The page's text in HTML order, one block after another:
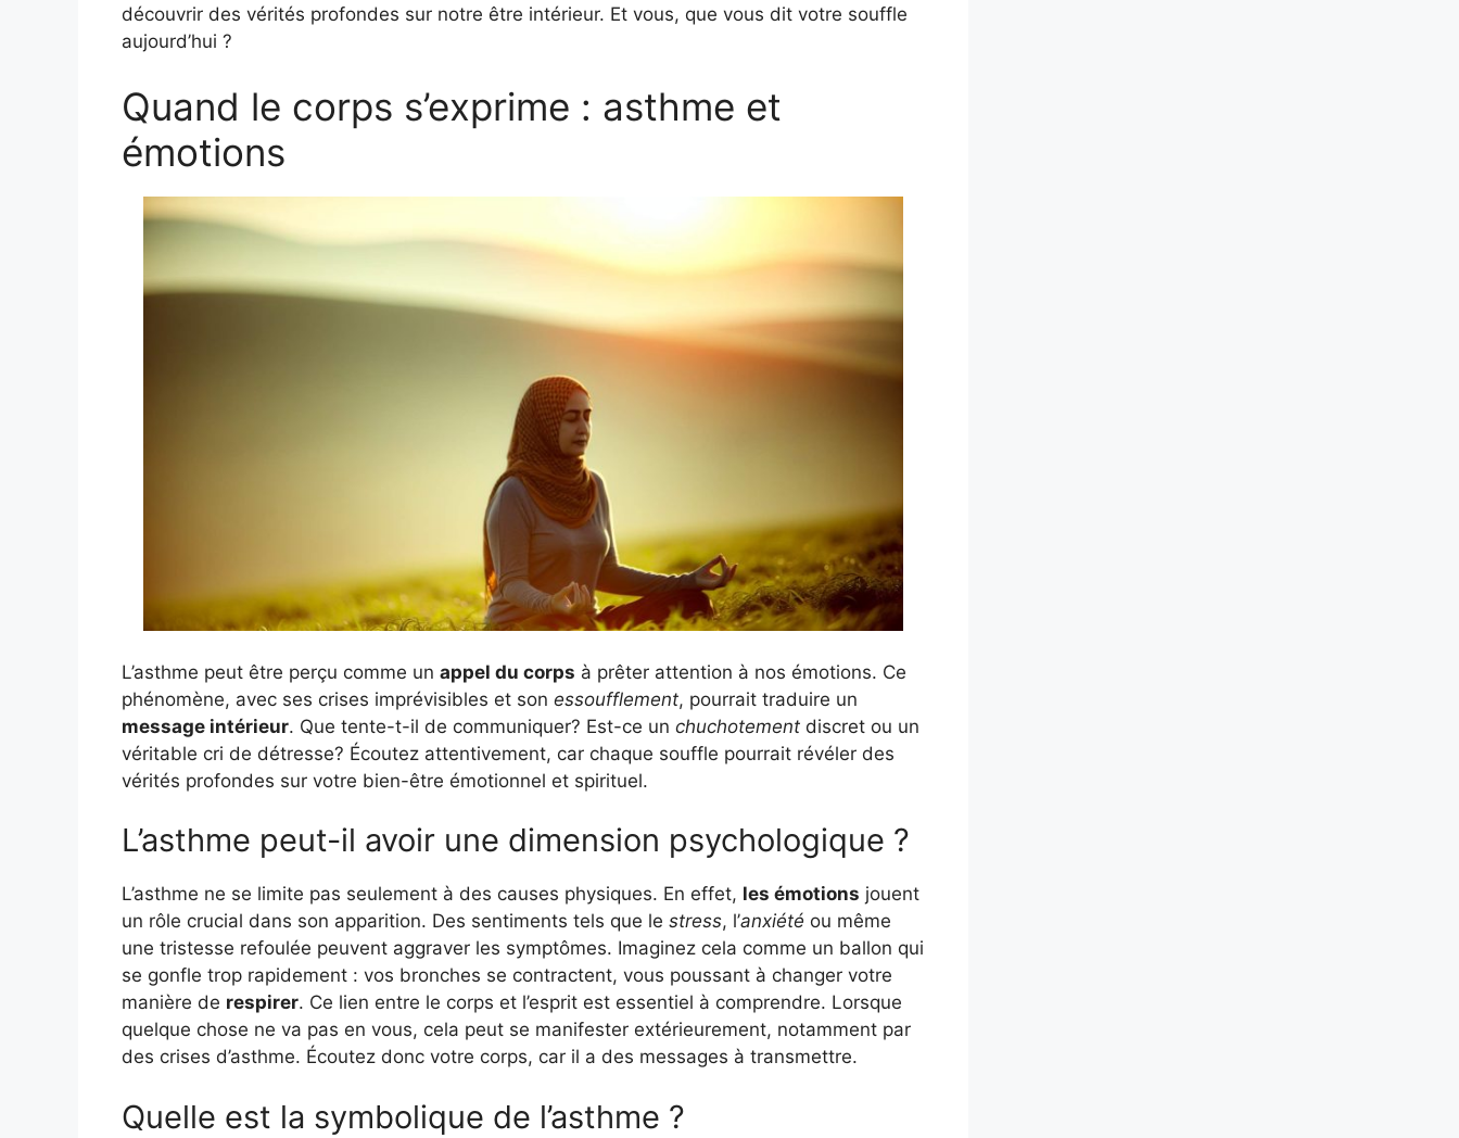
découvrir des vérités profondes sur notre être intérieur. Et vous, que vous dit votre souffle
aujourd’hui ?
Quand le corps s’exprime : asthme et
émotions
L’asthme peut être perçu comme un appel du corps à prêter attention à nos émotions. Ce
phénomène, avec ses crises imprévisibles et son essoufflement, pourrait traduire un
message intérieur. Que tente-t-il de communiquer? Est-ce un chuchotement discret ou un
véritable cri de détresse? Écoutez attentivement, car chaque souffle pourrait révéler des
vérités profondes sur votre bien-être émotionnel et spirituel.
L’asthme peut-il avoir une dimension psychologique ?
L’asthme ne se limite pas seulement à des causes physiques. En effet, les émotions jouent
un rôle crucial dans son apparition. Des sentiments tels que le stress, l’anxiété ou même
une tristesse refoulée peuvent aggraver les symptômes. Imaginez cela comme un ballon qui
se gonfle trop rapidement : vos bronches se contractent, vous poussant à changer votre
manière de respirer. Ce lien entre le corps et l’esprit est essentiel à comprendre. Lorsque
quelque chose ne va pas en vous, cela peut se manifester extérieurement, notamment par
des crises d’asthme. Écoutez donc votre corps, car il a des messages à transmettre.
Quelle est la symbolique de l’asthme ?